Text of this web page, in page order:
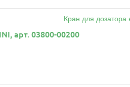
арт. 03800-00200